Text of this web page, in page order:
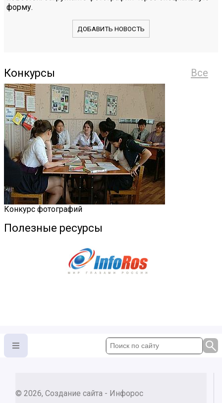
форму.
ДОБАВИТЬ НОВОСТЬ
Все
Конкурсы
Конкурс фотографий
Полезные ресурсы
© 2026, Создание сайта - Инфорос